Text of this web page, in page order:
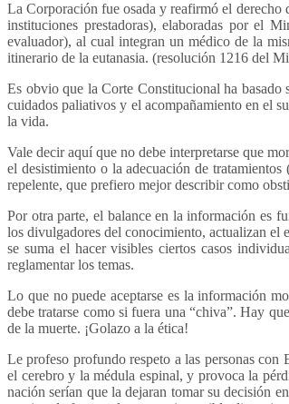
La Corporación fue osada y reafirmó el derecho
instituciones prestadoras), elaboradas por el
evaluador), al cual integran un médico de la
itinerario de la eutanasia. (resolución 1216 del
Es obvio que la Corte Constitucional ha
cuidados paliativos y el acompañamiento en el
la vida.
Vale decir aquí que no debe interpretarse que
el desistimiento o la adecuación de
repelente, que prefiero mejor describir como
Por otra parte, el balance en la información es
los divulgadores del conocimiento, actualizan el
se suma el hacer visibles ciertos casos
reglamentar los temas.
Lo que no puede aceptarse es la información
debe tratarse como si fuera una “chiva”. Hay
de la muerte. ¡Golazo a la ética!
Le profeso profundo respeto a las personas
el cerebro y la médula espinal, y provoca la
nación serían que la dejaran tomar su decisión